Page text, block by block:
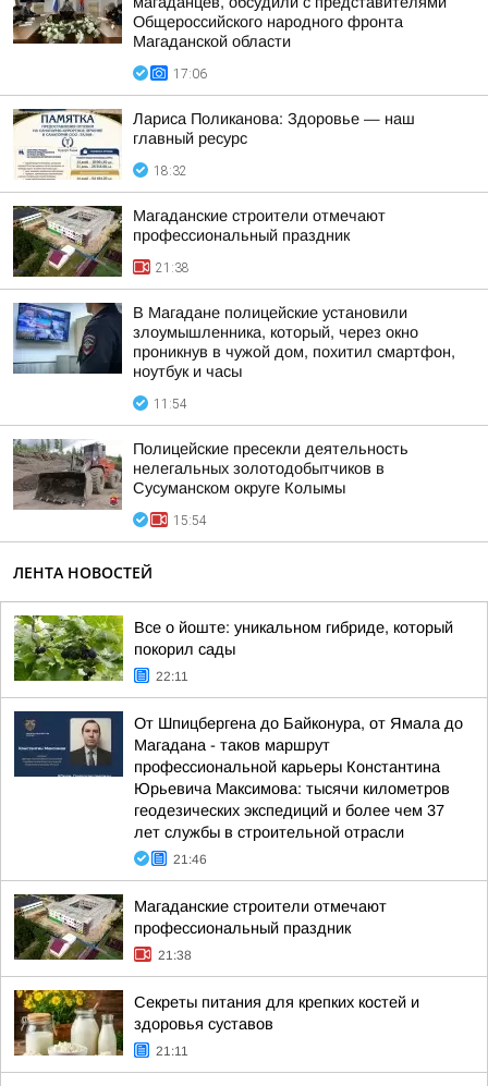
Общероссийского народного фронта
Магаданской области
17:06
Лариса Поликанова: Здоровье — наш
главный ресурс
18:32
Магаданские строители отмечают
профессиональный праздник
21:38
В Магадане полицейские установили
злоумышленника, который, через окно
проникнув в чужой дом, похитил смартфон,
ноутбук и часы
11:54
Полицейские пресекли деятельность
нелегальных золотодобытчиков в
Сусуманском округе Колымы
15:54
ЛЕНТА НОВОСТЕЙ
Все о йоште: уникальном гибриде, который
покорил сады
22:11
От Шпицбергена до Байконура, от Ямала до
Магадана - таков маршрут
профессиональной карьеры Константина
Юрьевича Максимова: тысячи километров
геодезических экспедиций и более чем 37
лет службы в строительной отрасли
21:46
Магаданские строители отмечают
профессиональный праздник
21:38
Секреты питания для крепких костей и
здоровья суставов
21:11